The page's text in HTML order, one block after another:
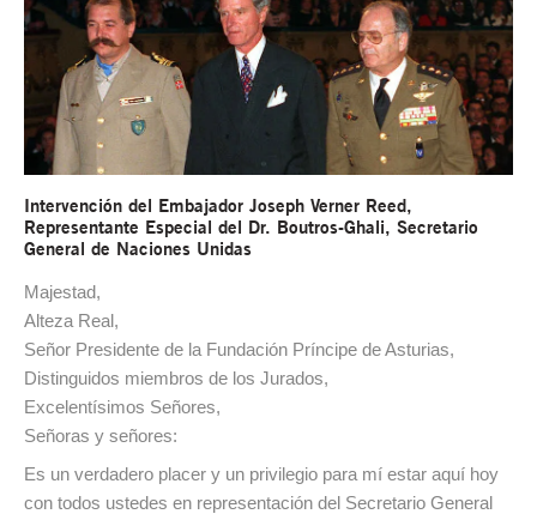
Intervención del Embajador Joseph Verner Reed,
Representante Especial del Dr. Boutros-Ghali, Secretario
General de Naciones Unidas
Majestad,
Alteza Real,
Señor Presidente de la Fundación Príncipe de Asturias,
Distinguidos miembros de los Jurados,
Excelentísimos Señores,
Señoras y señores:
Es un verdadero placer y un privilegio para mí estar aquí hoy
con todos ustedes en representación del Secretario General